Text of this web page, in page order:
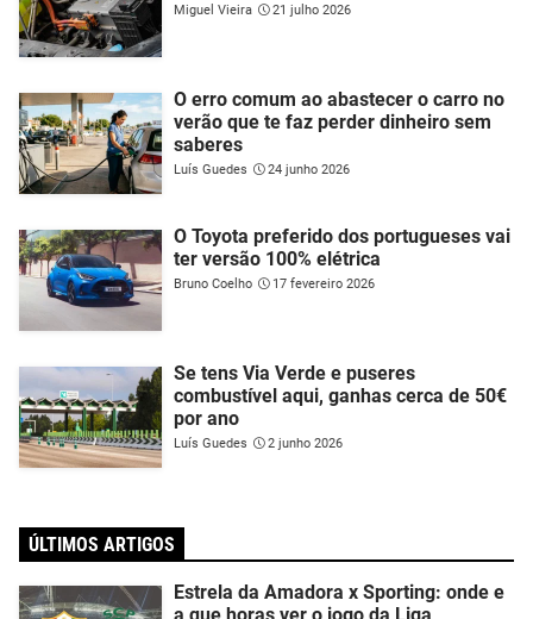
Miguel Vieira 21 julho 2026
O erro comum ao abastecer o carro no
verão que te faz perder dinheiro sem
saberes
Luís Guedes 24 junho 2026
O Toyota preferido dos portugueses vai
ter versão 100% elétrica
Bruno Coelho 17 fevereiro 2026
Se tens Via Verde e puseres
combustível aqui, ganhas cerca de 50€
por ano
Luís Guedes 2 junho 2026
ÚLTIMOS ARTIGOS
Estrela da Amadora x Sporting: onde e
a que horas ver o jogo da Liga